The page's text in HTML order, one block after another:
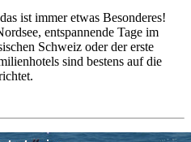
ist immer etwas Besonderes!
entspannende Tage im
Schweiz oder der erste
sind bestens auf die